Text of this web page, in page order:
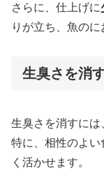
さらに、仕上げに
りが立ち、魚のに
生臭さを消
生臭さを消すには
特に、相性のよい
く活かせます。